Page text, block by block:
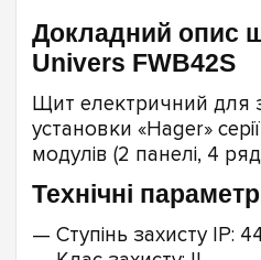
Докладний опис
Univers FWB42S
Щит електричний для
установки «Hager»
модулів (2 панелі, 4
Технічні
— Ступінь захисту IP: